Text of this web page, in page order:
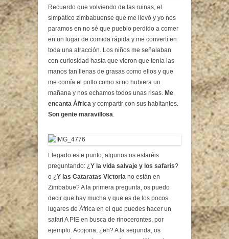
Recuerdo que volviendo de las ruinas, el
simpático zimbabuense que me llevó y yo nos
paramos en no sé que pueblo perdido a comer
en un lugar de comida rápida y me convertí en
toda una atracción. Los niños me señalaban
con curiosidad hasta que vieron que tenía las
manos tan llenas de grasas como ellos y que
me comía el pollo como si no hubiera un
mañana y nos echamos todos unas risas. Me
encanta África y compartir con sus habitantes.
Son gente maravillosa.
Llegado este punto, algunos os estaréis
preguntando: ¿Y la vida salvaje y los safaris?
o ¿Y las Cataratas Victoria no están en
Zimbabue? A la primera pregunta, os puedo
decir que hay mucha y que es de los pocos
lugares de África en el que puedes hacer un
safari A PIE en busca de rinocerontes, por
ejemplo. Acojona, ¿eh? A la segunda, os